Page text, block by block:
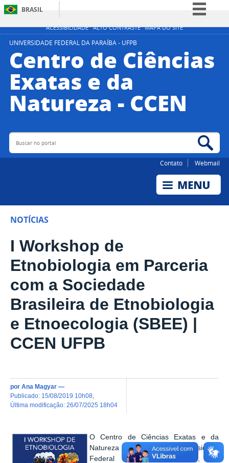
ACESSIBILIDADE ALTO CONTRASTE MAPA DO SITE
BRASIL
Simplifique!
Participe
Canais
UNIVERSIDADE FEDERAL DA PARAÍBA - UFPB
Centro de Ciências
Exatas e da
Natureza - CCEN
Buscar no portal
Contato Webmail
NOTÍCIAS
I Workshop de
Etnobiologia em Parceria
com a Sociedade
Brasileira de Etnobiologia
e Etnoecologia (SBEE) |
CCEN UFPB
por Ana Magyar —
publicado: 15/08/2019 10h08
última modificação: 26/07/2025 18h04
O Centro de Ciências Exatas e da
Natureza (CCEN) da Universidade
Federal da Paraíba (UFPB), em